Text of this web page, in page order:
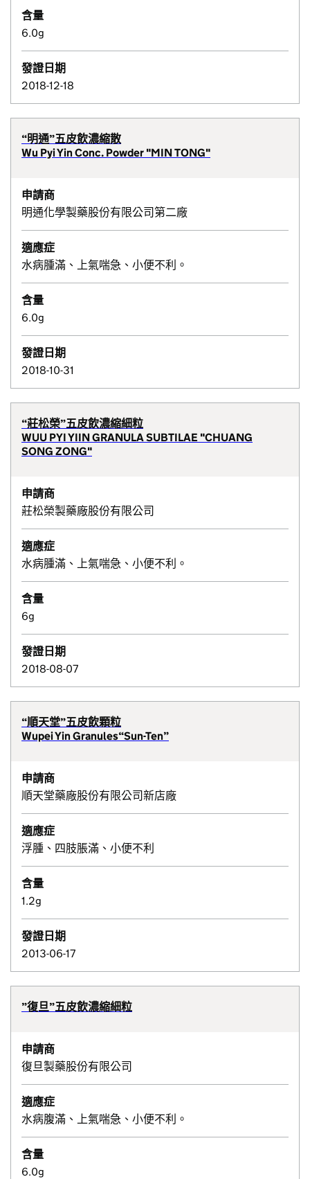
含量
6.0g
發證日期
2018-12-18
“明通”五皮飲濃縮散
Wu Pyi Yin Conc. Powder "MIN TONG"
申請商
明通化學製藥股份有限公司第二廠
適應症
水病腫滿、上氣喘急、小便不利。
含量
6.0g
發證日期
2018-10-31
“莊松榮”五皮飲濃縮細粒
WUU PYI YIIN GRANULA SUBTILAE "CHUANG
SONG ZONG"
申請商
莊松榮製藥廠股份有限公司
適應症
水病腫滿、上氣喘急、小便不利。
含量
6g
發證日期
2018-08-07
“順天堂”五皮飲顆粒
Wupei Yin Granules“Sun-Ten”
申請商
順天堂藥廠股份有限公司新店廠
適應症
浮腫、四肢脹滿、小便不利
含量
1.2g
發證日期
2013-06-17
”復旦”五皮飲濃縮細粒
申請商
復旦製藥股份有限公司
適應症
水病腹滿、上氣喘急、小便不利。
含量
6.0g